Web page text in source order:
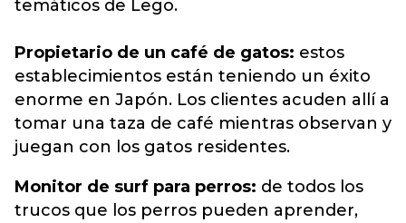
temáticos de Lego.
Propietario de un café de gatos: estos
establecimientos están teniendo un éxito
enorme en Japón. Los clientes acuden allí a
tomar una taza de café mientras observan y
juegan con los gatos residentes.
Monitor de surf para perros: de todos los
trucos que los perros pueden aprender,